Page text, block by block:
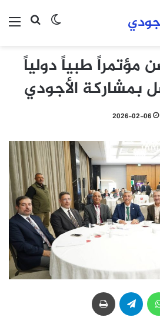
بحثالوضع
مؤتمراً طبياً دولياً
بمشاركة الأجودي
2026-02-06
واتساب تيلقرام